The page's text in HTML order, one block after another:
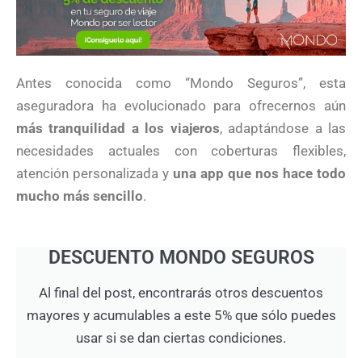
Antes conocida como “Mondo Seguros”, esta
aseguradora ha evolucionado para ofrecernos aún
más tranquilidad a los viajeros, adaptándose a las
necesidades actuales con coberturas flexibles,
atención personalizada y una app que nos hace todo
mucho más sencillo.
DESCUENTO MONDO SEGUROS
Al final del post, encontrarás otros descuentos
mayores y acumulables a este 5% que sólo puedes
usar si se dan ciertas condiciones.